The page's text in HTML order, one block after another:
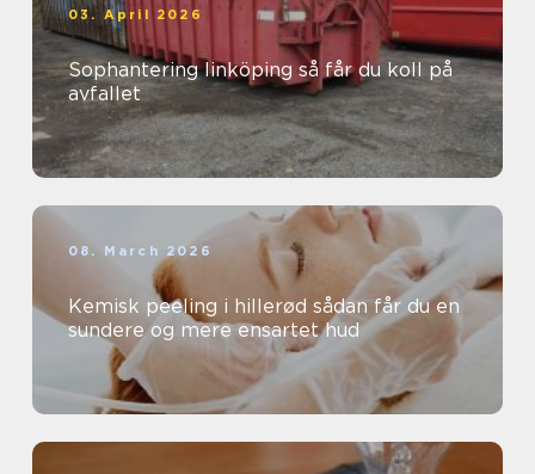
03. April 2026
Sophantering linköping så får du koll på
avfallet
08. March 2026
Kemisk peeling i hillerød sådan får du en
sundere og mere ensartet hud